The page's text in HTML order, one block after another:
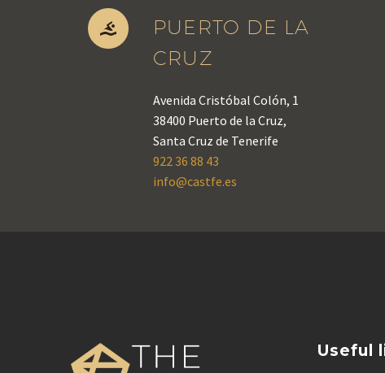


PUERTO DE LA
CRUZ
Avenida Cristóbal Colón, 1
38400 Puerto de la Cruz,
Santa Cruz de Tenerife
922 36 88 43
info@castfe.es
Useful